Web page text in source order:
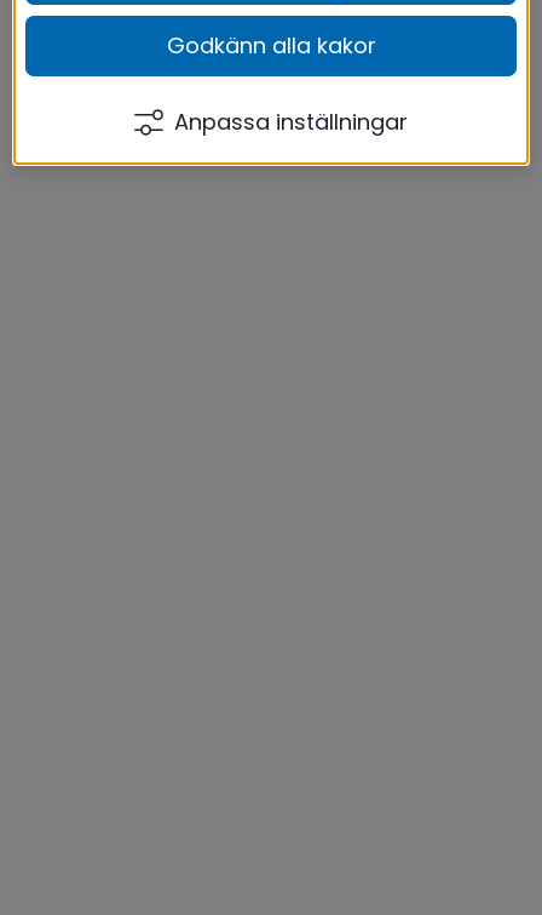
Godkänn alla kakor
Anpassa inställningar